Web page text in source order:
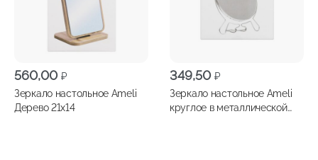
560,00 ₽
Зеркало настольное Ameli
Дерево 21х14
349,50 ₽
Зеркало настольное Ameli
круглое в металлической